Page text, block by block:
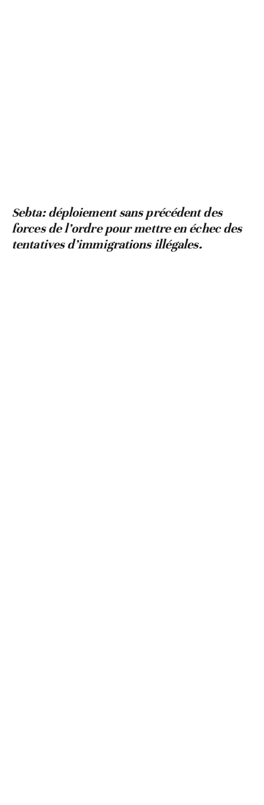
Sebta: déploiement sans précédent des
forces de l’ordre pour mettre en échec des
tentatives d’immigrations illégales.